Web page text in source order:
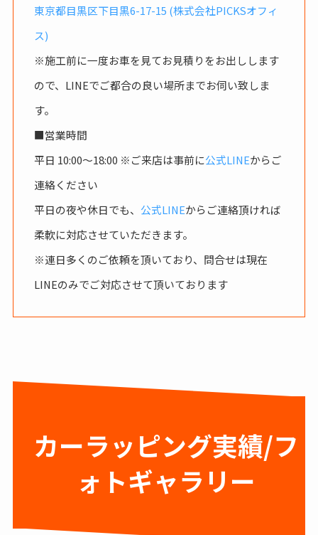
東京都目黒区下目黒6-17-15 (株式会社PICKSオフィ
ス)
※施工前に一度お車を見てお見積りをお出しします
ので、LINEでご都合の良い場所までお伺い致しま
す。
■営業時間
平日 10:00〜18:00 ※ご来店は事前に公式LINEからご
連絡ください
平日の夜や休日でも、 公式LINEからご連絡頂ければ
柔軟に対応させていただきます。
※連日多くのご依頼を頂いており、問合せは現在
LINEのみでご対応させて頂いております
カーラッピング実績/フ
ォトギャラリー